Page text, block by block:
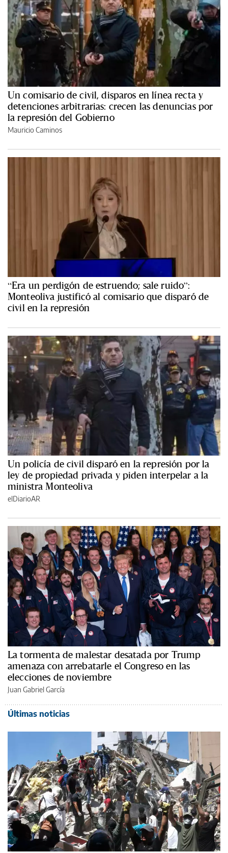
Un comisario de civil, disparos en línea recta y
detenciones arbitrarias: crecen las denuncias por
la represión del Gobierno
Mauricio Caminos
“Era un perdigón de estruendo; sale ruido”:
Monteoliva justificó al comisario que disparó de
civil en la represión
Un policía de civil disparó en la represión por la
ley de propiedad privada y piden interpelar a la
ministra Monteoliva
elDiarioAR
La tormenta de malestar desatada por Trump
amenaza con arrebatarle el Congreso en las
elecciones de noviembre
Juan Gabriel García
Últimas noticias